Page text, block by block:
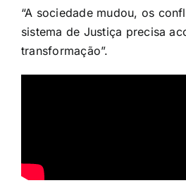
“A sociedade mudou, os
sistema de Justiça precisa
transformação”.